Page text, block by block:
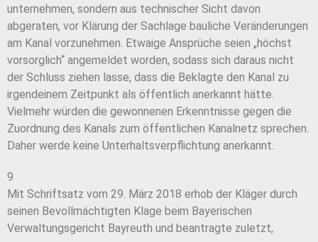
unternehmen, sondern aus technischer Sicht davon
abgeraten, vor Klärung der Sachlage bauliche Veränderungen
am Kanal vorzunehmen. Etwaige Ansprüche seien „höchst
vorsorglich“ angemeldet worden, sodass sich daraus nicht
der Schluss ziehen lasse, dass die Beklagte den Kanal zu
irgendeinem Zeitpunkt als öffentlich anerkannt hätte.
Vielmehr würden die gewonnenen Erkenntnisse gegen die
Zuordnung des Kanals zum öffentlichen Kanalnetz sprechen.
Daher werde keine Unterhaltsverpflichtung anerkannt.
9
Mit Schriftsatz vom 29. März 2018 erhob der Kläger durch
seinen Bevollmächtigten Klage beim Bayerischen
Verwaltungsgericht Bayreuth und beantragte zuletzt,